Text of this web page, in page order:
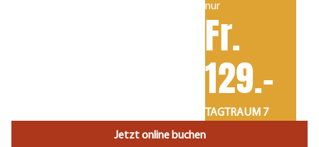
nur
Fr.
129.-
TAGTRAUM 7
Jetzt online buchen